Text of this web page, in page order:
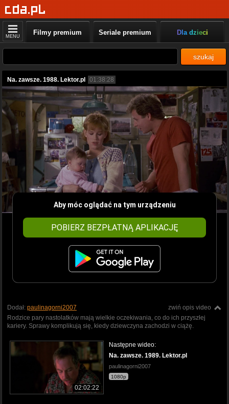
MENU Filmy premium Seriale premium Dla dzieci
szukaj
Na. zawsze. 1988. Lektor.pl 01:38:28
Aby móc oglądać na tym urządzeniu
POBIERZ BEZPŁATNĄ APLIKACJĘ
zwiń opis video
Dodał: paulinagorni2007
Rodzice pary nastolatków mają wielkie oczekiwania, co do ich przyszłej
kariery. Sprawy komplikują się, kiedy dziewczyna zachodzi w ciążę.
02:02:22
Następne wideo:
Na. zawsze. 1989. Lektor.pl
paulinagorni2007
1080p